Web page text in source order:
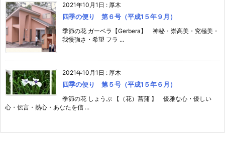
2021年10月1日 : 厚木
四季の便り 第６号（平成1５年９月）
季節の花 ガーベラ【Gerbera】 神秘・崇高美・究極美・
我慢強さ・希望 フラ ...
2021年10月1日 : 厚木
四季の便り 第５号（平成1５年６月）
季節の花 しょうぷ 【（花）菖蒲 】 優雅な心・優しい
心・伝言・熱心・あなたを信 ...